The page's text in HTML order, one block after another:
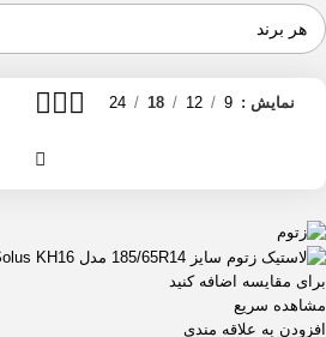
نمایش 9
12
18
24
برای مقایسه اضافه کنید
مشاهده سریع
افزودن به علاقه مندی